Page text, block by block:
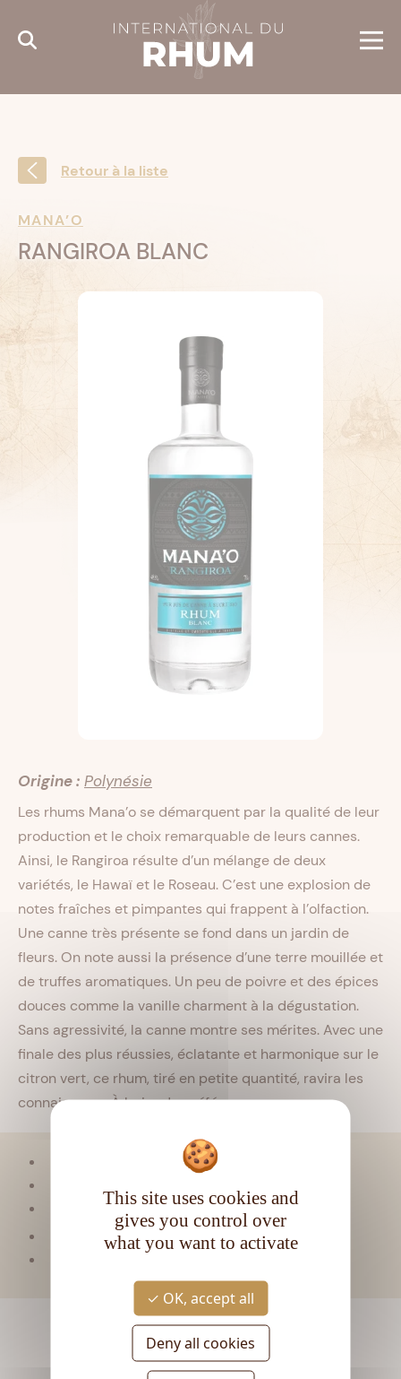
Retour à la liste
MANA’O
RANGIROA BLANC
Origine : Polynésie
Les rhums Mana’o se démarquent par la qualité de leur
production et le choix remarquable de leurs cannes.
Ainsi, le Rangiroa résulte d’un mélange de deux
variétés, le Hawaï et le Roseau. C’est une explosion de
notes fraîches et pimpantes qui frappent à l’olfaction.
Une canne très présente se fond dans un jardin de
fleurs. On note aussi la présence d’une terre mouillée et
de truffes aromatiques. Un peu de poivre et des épices
douces comme la vanille charment à la dégustation.
Sans agressivité, la canne montre ses mérites. Avec une
finale des plus réussies, éclatante et harmonique sur le
citron vert, ce rhum, tiré en petite quantité, ravira les
connaisseurs. À boire de préférence pur.
Tropical
Type de rhum :Blanc
Contenance :70
Cookies management panel
This site uses cookies and
gives you control over
what you want to activate
OK, accept all
Deny all cookies